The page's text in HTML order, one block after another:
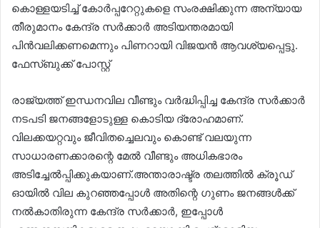
കൊള്ളയടിച്ച് കോർപ്പറേറ്റുകളെ സംരക്ഷിക്കുന്ന അന്യായ
തീരുമാനം കേന്ദ്ര സർക്കാർ അടിയന്തരമായി
പിൻവലിക്കണമെന്നും പിണറായി വിജയൻ ആവശ്യപ്പെട്ടു.
ഫേസ്ബുക്ക് പോസ്റ്റ്
രാജ്യത്ത് ഇന്ധനവില വീണ്ടും വർദ്ധിപ്പിച്ച കേന്ദ്ര സർക്കാർ
നടപടി ജനങ്ങളോടുള്ള കൊടിയ ദ്രോഹമാണ്.
വിലക്കയറ്റവും ജീവിതച്ചെലവും കൊണ്ട് വലയുന്ന
സാധാരണക്കാരന്റെ മേൽ വീണ്ടും അധികഭാരം
അടിച്ചേൽപ്പിക്കുകയാണ്.അന്താരാഷ്ട്ര തലത്തിൽ ക്രൂഡ്
ഓയിൽ വില കുറഞ്ഞപ്പോൾ അതിന്റെ ഗുണം ജനങ്ങൾക്ക്
നൽകാതിരുന്ന കേന്ദ്ര സർക്കാർ, ഇപ്പോൾ